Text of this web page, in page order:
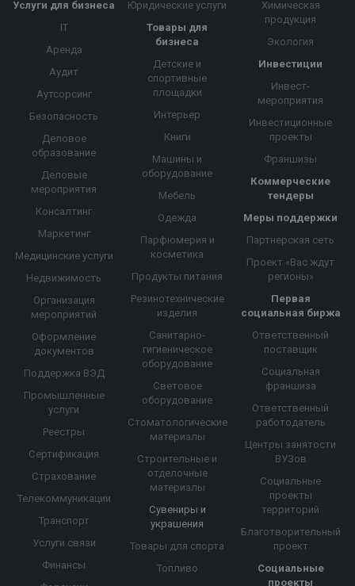
Услуги для бизнеса
IT
Аренда
Аудит
Аутсорсинг
Безопасность
Деловое
образование
Деловые
мероприятия
Консалтинг
Маркетинг
Медицинские услуги
Недвижимость
Организация
мероприятий
Оформление
документов
Поддержка ВЭД
Промышленные
услуги
Реестры
Сертификация
Страхование
Телекоммуникации
Транспорт
Услуги связи
Финансы
Юридические услуги
Товары для
бизнеса
Детские и
спортивные
площадки
Интерьер
Книги
Машины и
оборудование
Мебель
Одежда
Парфюмерия и
косметика
Продукты питания
Резинотехнические
изделия
Санитарно-
гигиеническое
оборудование
Световое
оборудование
Стоматологические
материалы
Строительные и
отделочные
материалы
Сувениры и
украшения
Товары для спорта
Топливо
Химическая
продукция
Экология
Инвестиции
Инвест-
мероприятия
Инвестиционные
проекты
Франшизы
Коммерческие
тендеры
Меры поддержки
Партнерская сеть
Проект «Вас ждут
регионы»
Первая
социальная биржа
Ответственный
поставщик
Социальная
франшиза
Ответственный
работодатель
Центры занятости
ВУЗов
Социальные
проекты
территорий
Благотворительный
проект
Социальные
проекты